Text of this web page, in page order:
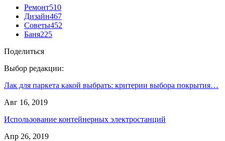
Ремонт510
Дизайн467
Советы452
Баня225
Поделиться
Выбор редакции:
Лак для паркета какой выбрать: критерии выбора покрытия…
Авг 16, 2019
Использование контейнерных электростанций
Апр 26, 2019